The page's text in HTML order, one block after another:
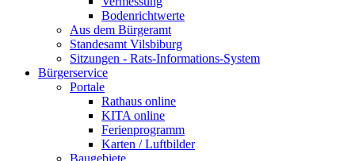
Bodenrichtwerte
Aus dem Bürgeramt
Standesamt Vilsbiburg
Sitzungen - Rats-Informations-System
Bürgerservice
Portale
Rathaus online
KITA online
Ferienprogramm
Karten / Luftbilder
Baugebiete